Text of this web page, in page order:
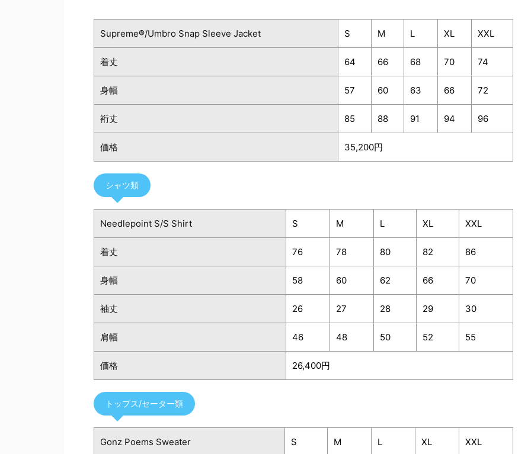
Supreme®/Umbro Snap Sleeve Jacket S M L XL XXL
着丈 64 66 68 70 74
身幅 57 60 63 66 72
裄丈 85 88 91 94 96
価格 35,200円
シャツ類
Needlepoint S/S Shirt S M L XL XXL
着丈 76 78 80 82 86
身幅 58 60 62 66 70
袖丈 26 27 28 29 30
肩幅 46 48 50 52 55
価格 26,400円
トップス/セーター類
Gonz Poems Sweater S M L XL XXL